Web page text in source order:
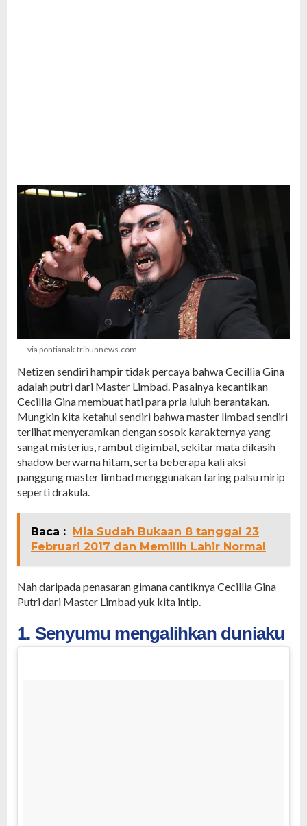
via pontianak.tribunnews.com
Netizen sendiri hampir tidak percaya bahwa Cecillia Gina
adalah putri dari Master Limbad. Pasalnya kecantikan
Cecillia Gina membuat hati para pria luluh berantakan.
Mungkin kita ketahui sendiri bahwa master limbad sendiri
terlihat menyeramkan dengan sosok karakternya yang
sangat misterius, rambut digimbal, sekitar mata dikasih
shadow berwarna hitam, serta beberapa kali aksi
panggung master limbad menggunakan taring palsu mirip
seperti drakula.
Baca : Mia Sudah Bukaan 8 tanggal 23
Februari 2017 dan Memilih Lahir Normal
Nah daripada penasaran gimana cantiknya Cecillia Gina
Putri dari Master Limbad yuk kita intip.
1. Senyumu mengalihkan duniaku